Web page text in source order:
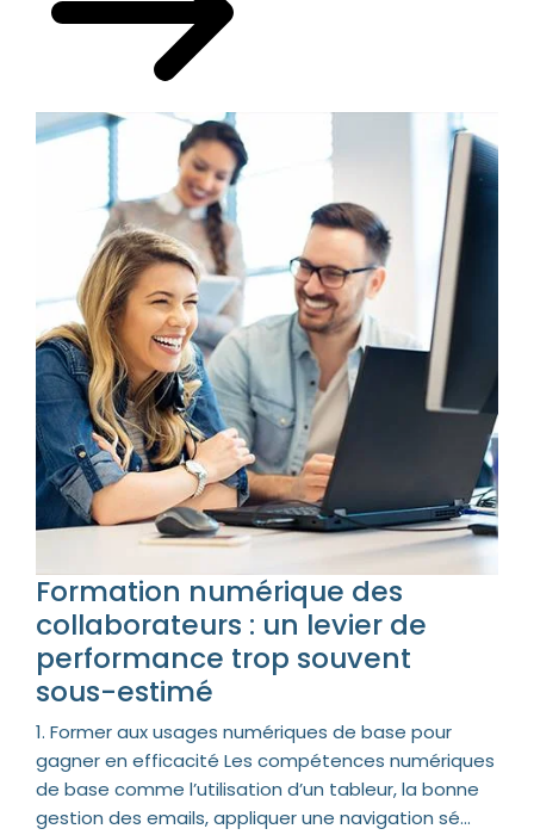
Formation numérique des
collaborateurs : un levier de
performance trop souvent
sous-estimé
1. Former aux usages numériques de base pour
gagner en efficacité Les compétences numériques
de base comme l’utilisation d’un tableur, la bonne
gestion des emails, appliquer une navigation sé...